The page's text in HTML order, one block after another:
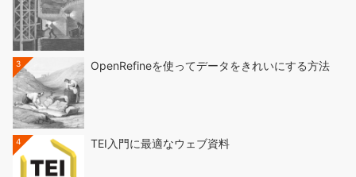
3 OpenRefineを使ってデータをきれいにする方法
4 TEI入門に最適なウェブ資料